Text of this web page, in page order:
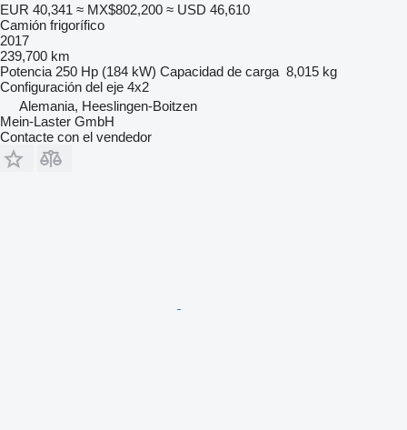
EUR 40,341 ≈ MX$802,200 ≈ USD 46,610
Camión frigorífico
2017
239,700 km
Potencia 250 Hp (184 kW) Capacidad de carga 8,015 kg
Configuración del eje 4x2
Alemania, Heeslingen-Boitzen
Mein-Laster GmbH
Contacte con el vendedor